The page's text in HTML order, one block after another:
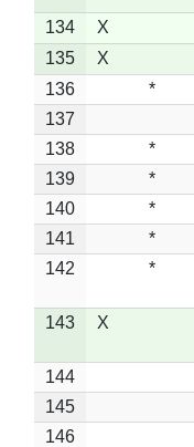
134 X
135
X
136
*
137
138
*
139
*
140
*
141
*
142
*
143
X
144
145
146